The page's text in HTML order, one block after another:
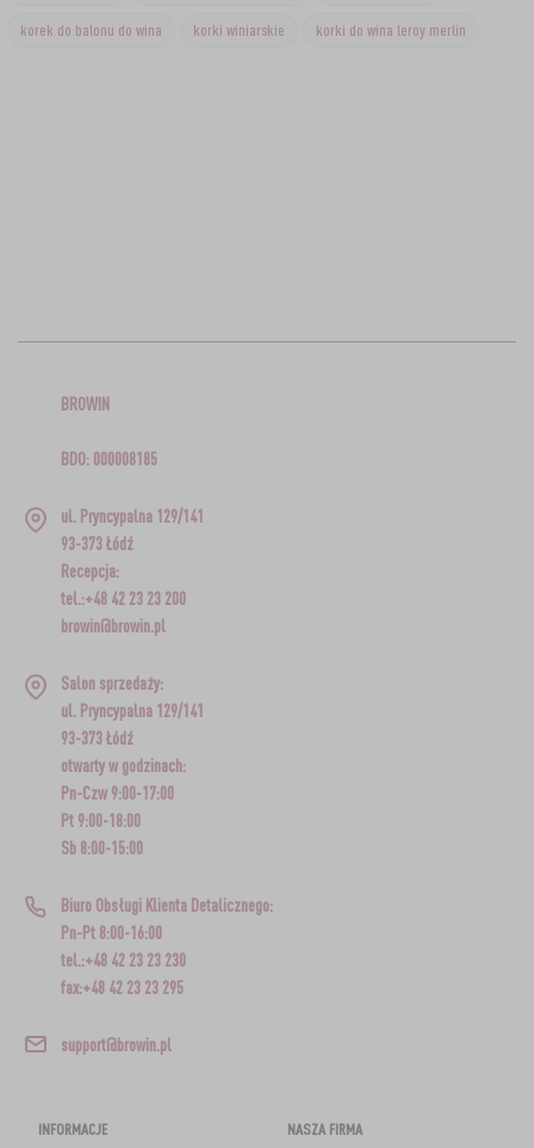
korek do balonu do wina korki winiarskie korki do wina leroy merlin
BROWIN
BDO: 000008185
ul. Pryncypalna 129/141
93-373 Łódź
Recepcja:
tel.:+48 42 23 23 200
browin@browin.pl
Salon sprzedaży:
ul. Pryncypalna 129/141
93-373 Łódź
otwarty w godzinach:
Pn-Czw 9:00-17:00
Pt 9:00-18:00
Sb 8:00-15:00
Biuro Obsługi Klienta Detalicznego:
Pn-Pt 8:00-16:00
tel.:+48 42 23 23 230
fax:+48 42 23 23 295
support@browin.pl
INFORMACJE NASZA FIRMA